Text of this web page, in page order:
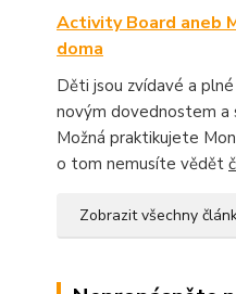
Activity Board aneb
doma
Děti jsou zvídavé a
novým dovednostem a
Možná praktikujete
o tom nemusíte vědět
Zobrazit všechny